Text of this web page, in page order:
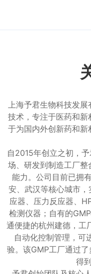
上海予君生物科技发
技术，专注于医药和
于为国内外创新药和
自2015年创立之初，
场、研发到制造工厂
能力。公司目前已拥
安、武汉等核心城市
应器、压力反应器、
检测仪器；自有的
通便捷的杭州建德，工
自动化控制管理，可
验。该GMP工厂通过
得